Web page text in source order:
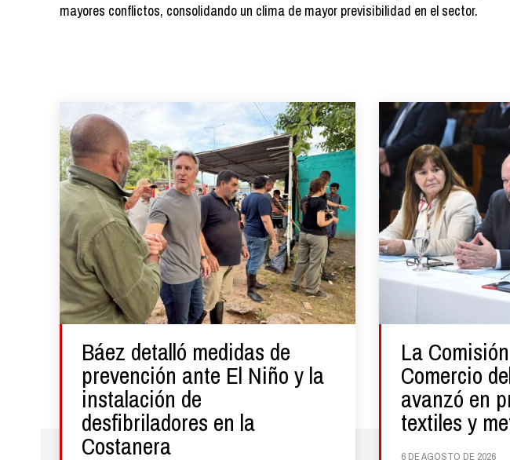
mayores conflictos, consolidando un clima de mayor previsibilidad en el sector.
Báez detalló medidas de
prevención ante El Niño y la
instalación de
desfibriladores en la
Costanera
La
Comercio
avanzó en
textiles y
6 DE AGOSTO DE 2026